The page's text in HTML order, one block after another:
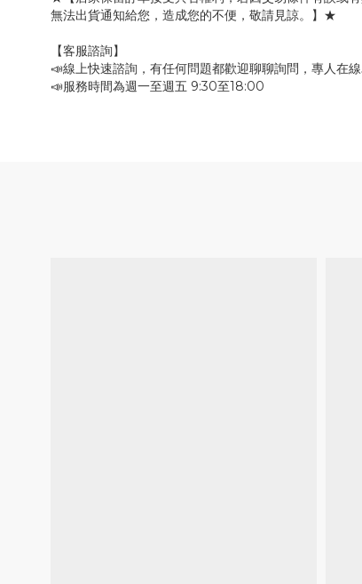
無法出貨通知給您，造成您的不便，敬請見諒。】★
【客服諮詢】
📣線上快速諮詢，有任何問題都歡迎聊聊詢問，專人在線
📣服務時間為週一至週五 9:30至18:00